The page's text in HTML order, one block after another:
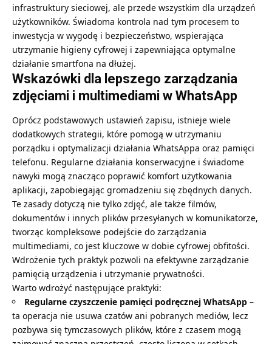
infrastruktury sieciowej, ale przede wszystkim dla urządzeń
użytkowników. Świadoma kontrola nad tym procesem to
inwestycja w wygodę i bezpieczeństwo, wspierająca
utrzymanie higieny cyfrowej i zapewniająca optymalne
działanie smartfona na dłużej.
Wskazówki dla lepszego zarządzania
zdjęciami i multimediami w WhatsApp
Oprócz podstawowych ustawień zapisu, istnieje wiele
dodatkowych strategii, które pomogą w utrzymaniu
porządku i optymalizacji działania WhatsAppa oraz pamięci
telefonu. Regularne działania konserwacyjne i świadome
nawyki mogą znacząco poprawić komfort użytkowania
aplikacji, zapobiegając gromadzeniu się zbędnych danych.
Te zasady dotyczą nie tylko zdjęć, ale także filmów,
dokumentów i innych plików przesyłanych w komunikatorze,
tworząc kompleksowe podejście do zarządzania
multimediami, co jest kluczowe w dobie cyfrowej obfitości.
Wdrożenie tych praktyk pozwoli na efektywne zarządzanie
pamięcią urządzenia i utrzymanie prywatności.
Warto wdrożyć następujące praktyki:
Regularne czyszczenie pamięci podręcznej WhatsApp –
ta operacja nie usuwa czatów ani pobranych mediów, lecz
pozbywa się tymczasowych plików, które z czasem mogą